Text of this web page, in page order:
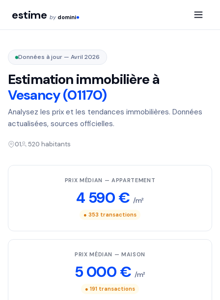
estime by domini
Données à jour — Avril 2026
Estimation immobilière à
Vesancy (01170)
Analysez les prix et les tendances immobilières. Données
actualisées, sources officielles.
01 520 habitants
PRIX MÉDIAN — APPARTEMENT
4 590 € /m²
● 353 transactions
PRIX MÉDIAN — MAISON
5 000 € /m²
● 191 transactions